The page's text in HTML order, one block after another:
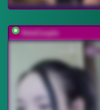
HotsCouple